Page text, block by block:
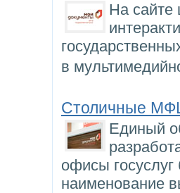
На сайте
в
Столичные
Единый
офисы
наименование